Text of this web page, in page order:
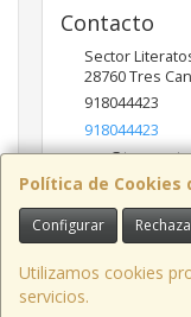
Política de
Configurar
Utilizamos cookies
servicios.
Contacto
Sector
28760Tres
918044423
918044423
Horario
Lunes a Viernes